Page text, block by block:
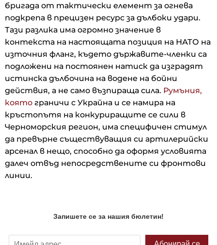
бригада от тактически елемент за огнева
подкрепа в прецизен ресурс за дълбоки удари.
Тази разлика има огромно значение в
контекста на настоящата позиция на НАТО на
източния фланг, където държавите-членки са
подложени на постоянен натиск да изградят
истинска дълбочина на водене на бойни
действия, а не само възпираща сила. Румъния,
която граничи с Украйна и се намира на
кръстопътя на конкуриращите се сили в
Черноморския регион, има специфичен стимул
да превърне съществуващия си артилерийски
арсенал в нещо, способно да оформя условията
далеч отвъд непосредствените си фронтови
линии.